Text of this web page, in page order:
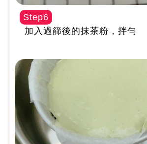
Step6
加入過篩後的抹茶粉，拌勻